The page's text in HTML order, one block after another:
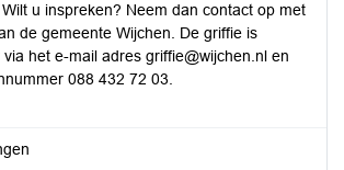
u inspreken? Neem dan contact op met
de gemeente Wijchen. De griffie is
via het e-mail adres griffie@wijchen.nl en
088 432 72 03.